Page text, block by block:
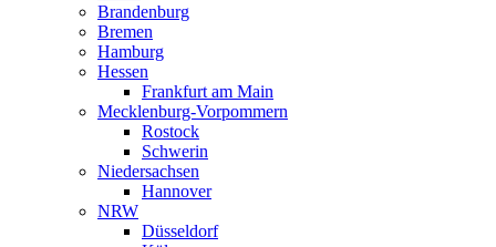
Brandenburg
Bremen
Hamburg
Hessen
Frankfurt am Main
Mecklenburg-Vorpommern
Rostock
Schwerin
Niedersachsen
Hannover
NRW
Düsseldorf